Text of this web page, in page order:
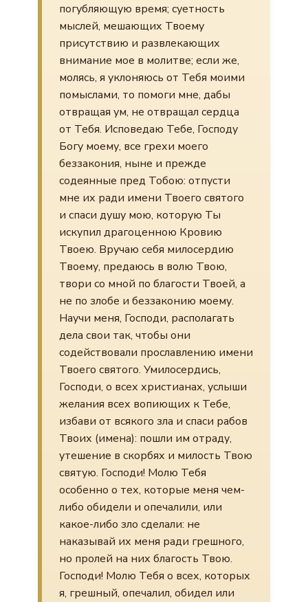
погубляющую время; суетность
мыслей, мешающих Твоему
присутствию и развлекающих
внимание мое в молитве; если же,
молясь, я уклоняюсь от Тебя моими
помыслами, то помоги мне, дабы
отвращая ум, не отвращал сердца
от Тебя. Исповедаю Тебе, Господу
Богу моему, все грехи моего
беззакония, ныне и прежде
содеянные пред Тобою: отпусти
мне их ради имени Твоего святого
и спаси душу мою, которую Ты
искупил драгоценною Кровию
Твоею. Вручаю себя милосердию
Твоему, предаюсь в волю Твою,
твори со мной по благости Твоей, а
не по злобе и беззаконию моему.
Научи меня, Господи, располагать
дела свои так, чтобы они
содействовали прославлению имени
Твоего святого. Умилосердись,
Господи, о всех христианах, услыши
желания всех вопиющих к Тебе,
избави от всякого зла и спаси рабов
Твоих (имена): пошли им отраду,
утешение в скорбях и милость Твою
святую. Господи! Молю Тебя
особенно о тех, которые меня чем-
либо обидели и опечалили, или
какое-либо зло сделали: не
наказывай их меня ради грешного,
но пролей на них благость Твою.
Господи! Молю Тебя о всех, которых
я, грешный, опечалил, обидел или